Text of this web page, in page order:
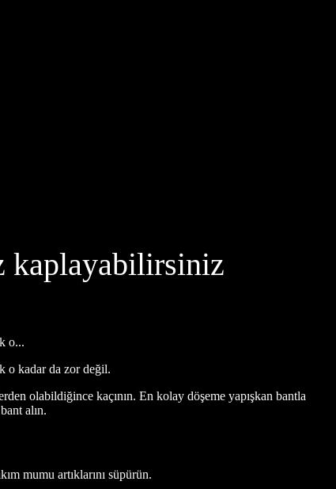
kaplayabilirsiniz
o...
o kadar da zor değil.
olabildiğince kaçının. En kolay döşeme yapışkan bantla
alın.
mumu artıklarını süpürün.